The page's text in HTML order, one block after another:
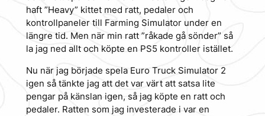
haft ”Heavy” kittet med ratt, pedaler och
kontrollpaneler till Farming Simulator under en
längre tid. Men när min ratt ”råkade gå sönder” så
la jag ned allt och köpte en PS5 kontroller istället.
Nu när jag började spela Euro Truck Simulator 2
igen så tänkte jag att det var värt att satsa lite
pengar på känslan igen, så jag köpte en ratt och
pedaler. Ratten som jag investerade i var en